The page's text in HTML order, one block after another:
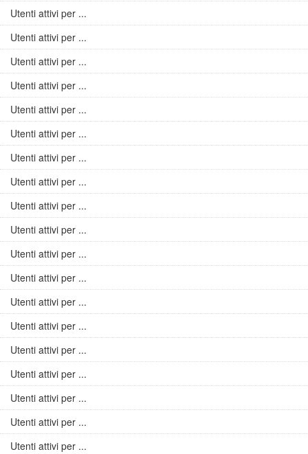
Utenti attivi per ...
Utenti attivi per ...
Utenti attivi per ...
Utenti attivi per ...
Utenti attivi per ...
Utenti attivi per ...
Utenti attivi per ...
Utenti attivi per ...
Utenti attivi per ...
Utenti attivi per ...
Utenti attivi per ...
Utenti attivi per ...
Utenti attivi per ...
Utenti attivi per ...
Utenti attivi per ...
Utenti attivi per ...
Utenti attivi per ...
Utenti attivi per ...
Utenti attivi per ...